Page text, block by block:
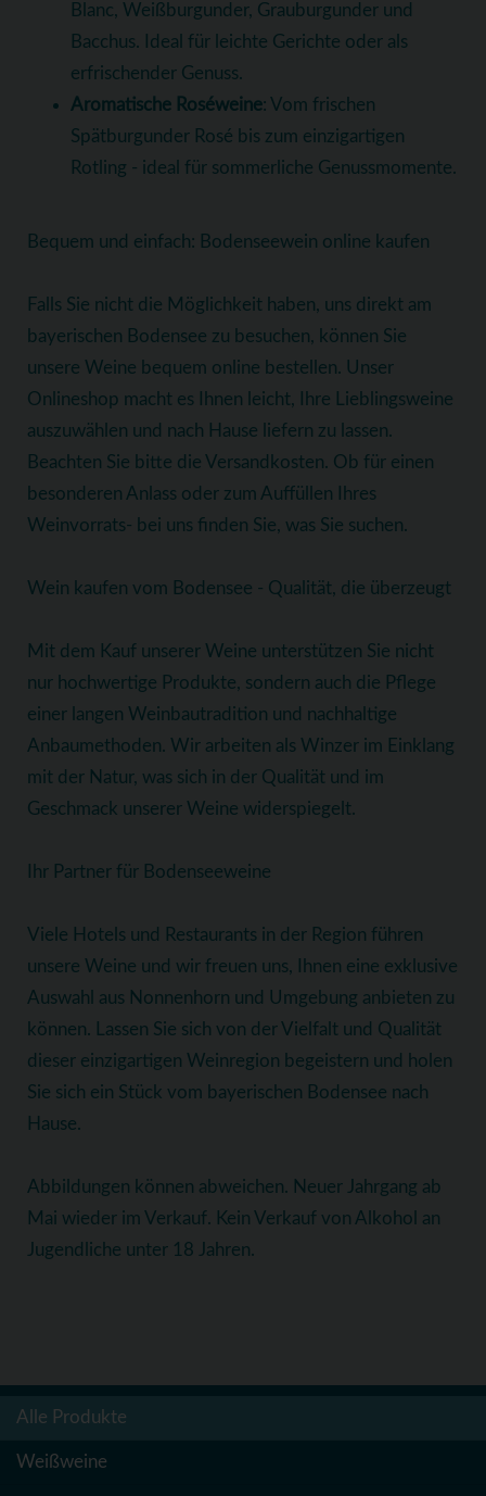
Blanc, Weißburgunder, Grauburgunder und
Bacchus. Ideal für leichte Gerichte oder als
erfrischender Genuss.
Aromatische Roséweine: Vom frischen
Spätburgunder Rosé bis zum einzigartigen
Rotling - ideal für sommerliche Genussmomente.
Bequem und einfach: Bodenseewein online kaufen
Falls Sie nicht die Möglichkeit haben, uns direkt am
bayerischen Bodensee zu besuchen, können Sie
unsere Weine bequem online bestellen. Unser
Onlineshop macht es Ihnen leicht, Ihre Lieblingsweine
auszuwählen und nach Hause liefern zu lassen.
Beachten Sie bitte die Versandkosten. Ob für einen
besonderen Anlass oder zum Auffüllen Ihres
Weinvorrats- bei uns finden Sie, was Sie suchen.
Wein kaufen vom Bodensee - Qualität, die überzeugt
Mit dem Kauf unserer Weine unterstützen Sie nicht
nur hochwertige Produkte, sondern auch die Pflege
einer langen Weinbautradition und nachhaltige
Anbaumethoden. Wir arbeiten als Winzer im Einklang
mit der Natur, was sich in der Qualität und im
Geschmack unserer Weine widerspiegelt.
Ihr Partner für Bodenseeweine
Viele Hotels und Restaurants in der Region führen
unsere Weine und wir freuen uns, Ihnen eine exklusive
Auswahl aus Nonnenhorn und Umgebung anbieten zu
können. Lassen Sie sich von der Vielfalt und Qualität
dieser einzigartigen Weinregion begeistern und holen
Sie sich ein Stück vom bayerischen Bodensee nach
Hause.
Abbildungen können abweichen. Neuer Jahrgang ab
Mai wieder im Verkauf. Kein Verkauf von Alkohol an
Jugendliche unter 18 Jahren.
Alle Produkte
Weißweine